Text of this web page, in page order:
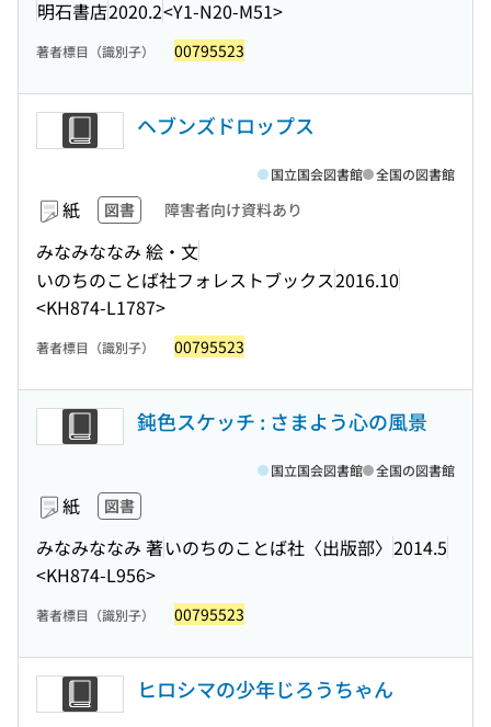
明石書店2020.2<Y1-N20-M51>
著者標目（識別子） 00795523
ヘブンズドロップス
紙 図書 障害者向け資料あり
みなみななみ 絵・文
いのちのことば社フォレストブックス2016.10
<KH874-L1787>
国立国会図書館 全国の図書館
著者標目（識別子） 00795523
鈍色スケッチ : さまよう心の風景
紙 図書
みなみななみ 著いのちのことば社〈出版部〉 2014.5
<KH874-L956>
国立国会図書館 全国の図書館
著者標目（識別子） 00795523
ヒロシマの少年じろうちゃん